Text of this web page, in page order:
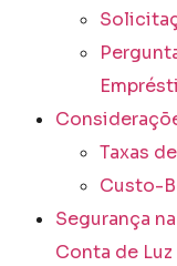
Taxas
Custo-
Segurança
Conta de Luz